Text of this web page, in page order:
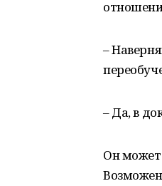
–
– Да, в
Он может
Возможен